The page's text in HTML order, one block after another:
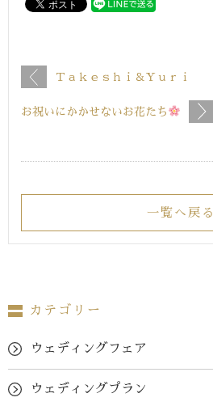
Ｔａｋｅｓｈｉ＆Ｙｕｒｉ
お祝いにかかせないお花たち
一覧へ戻る
カテゴリー
ウェディングフェア
ウェディングプラン